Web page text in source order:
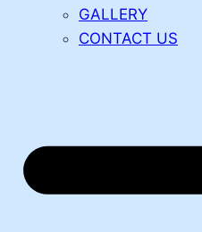
GALLERY
CONTACT US